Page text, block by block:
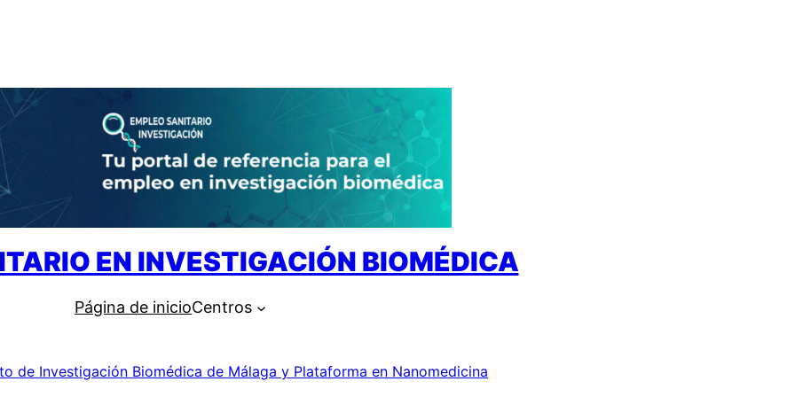
EN INVESTIGACIÓN BIOMÉDICA
Página de inicioCentros
de Investigación Biomédica de Málaga y Plataforma en Nanomedicina